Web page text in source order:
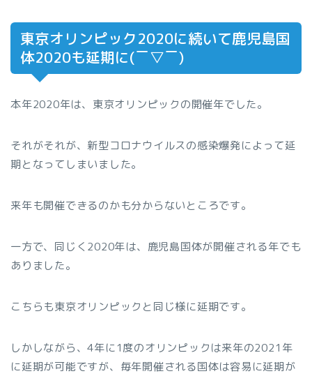
東京オリンピック2020に続いて鹿児島国
体2020も延期に(￣▽￣)
本年2020年は、東京オリンピックの開催年でした。
それがそれが、新型コロナウイルスの感染爆発によって延
期となってしまいました。
来年も開催できるのかも分からないところです。
一方で、同じく2020年は、鹿児島国体が開催される年でも
ありました。
こちらも東京オリンピックと同じ様に延期です。
しかしながら、4年に1度のオリンピックは来年の2021年
に延期が可能ですが、毎年開催される国体は容易に延期が